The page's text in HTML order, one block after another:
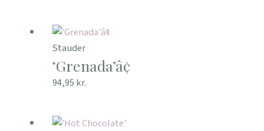
Stauder
‘Grenada’â¢
94,95 kr.